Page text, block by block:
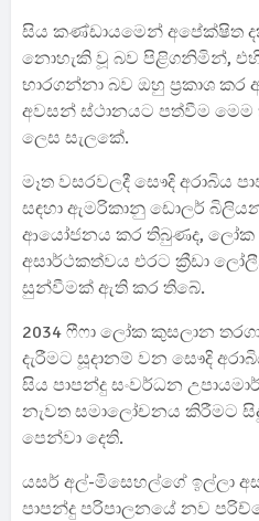
සිය කණ්ඩායමෙන් අපේක්ෂිත
නොහැකි වූ බව පිළිගනිමින්,
භාරගන්නා බව ඔහු ප්‍රකාශ
අවසන් ස්ථානයට පත්වීම මෙම
ලෙස සැලකේ.
මෑත වසරවලදී සෞදි අරාබිය
සඳහා ඇමරිකානු ඩොලර්
ආයෝජනය කර තිබුණද, ලෝක
අසාර්ථකත්වය එරට ක්‍රීඩා
සුන්වීමක් ඇති කර තිබේ.
2034 ෆීෆා ලෝක කුසලාන
දැරීමට සූදානම් වන සෞදි
සිය පාපන්දු සංවර්ධන
නැවත සමාලෝචනය කිරීමට
පෙන්වා දෙති.
යසර් අල්-මිසෙහල්ගේ ඉල්ලා
පාපන්දු පරිපාලනයේ නව